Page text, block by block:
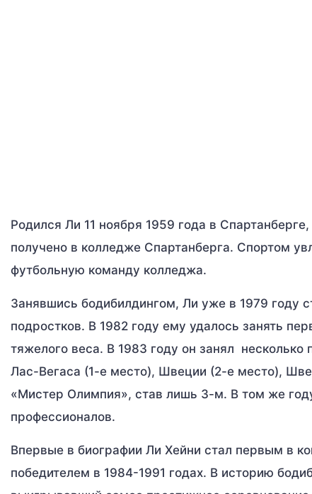
Родился Ли 11 ноября 1959 года в
получено в колледже Спартанберга. Спортом
футбольную команду колледжа.
Занявшись бодибилдингом, Ли уже в 1979 году
подростков. В 1982 году ему удалось занять
тяжелого веса. В 1983 году он занял
Лас-Вегаса (1-е место), Швеции (2-е место),
«Мистер Олимпия», став лишь 3-м. В том же
профессионалов.
Впервые в биографии Ли Хейни стал первым в
победителем в 1984-1991 годах. В историю